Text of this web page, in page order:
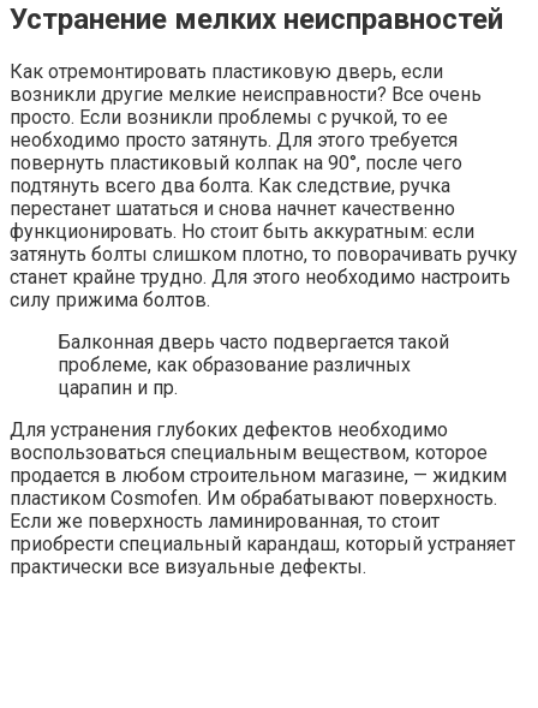
Устранение мелких неисправностей
Как отремонтировать пластиковую дверь, если
возникли другие мелкие неисправности? Все очень
просто. Если возникли проблемы с ручкой, то ее
необходимо просто затянуть. Для этого требуется
повернуть пластиковый колпак на 90°, после чего
подтянуть всего два болта. Как следствие, ручка
перестанет шататься и снова начнет качественно
функционировать. Но стоит быть аккуратным: если
затянуть болты слишком плотно, то поворачивать ручку
станет крайне трудно. Для этого необходимо настроить
силу прижима болтов.
Балконная дверь часто подвергается такой
проблеме, как образование различных
царапин и пр.
Для устранения глубоких дефектов необходимо
воспользоваться специальным веществом, которое
продается в любом строительном магазине, — жидким
пластиком Cosmofen. Им обрабатывают поверхность.
Если же поверхность ламинированная, то стоит
приобрести специальный карандаш, который устраняет
практически все визуальные дефекты.